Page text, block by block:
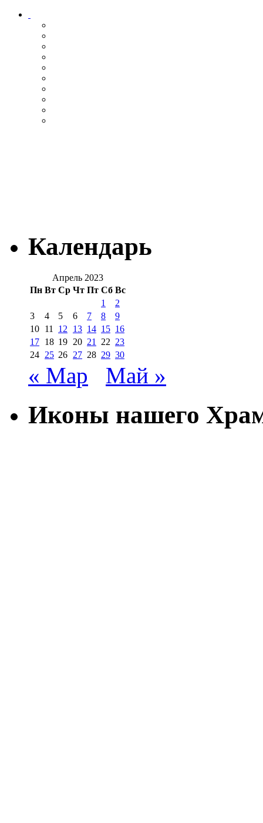
Календарь
Апрель 2023
Пн Вт Ср Чт Пт Сб Вс
1
2
3
4 5 6 7 8
9
10 11 12 13 14 15 16
17 18 19 20 21 22 23
24 25 26 27 28 29 30
« Мар Май »
Иконы нашего